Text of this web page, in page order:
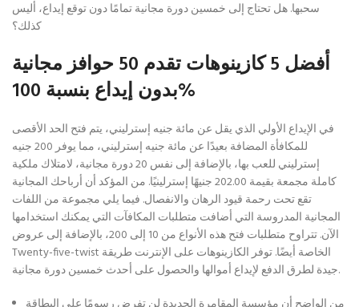
سحبها. هل تحتاج إلى خمسين دورة مجانية تمامًا دون توقع إيداع، أليس
كذلك؟
أفضل 5 كازينوهات تقدم 50 حوافز مجانية
بدون إيداع بنسبة 100%
في الإيداع الأولي الذي يقل عن مائة جنيه إسترليني، يتم فتح الحد الأقصى
للمكافأة المضافة بعيدًا عن مائة جنيه إسترليني، مما يوفر 200 جنيه
إسترليني للعب بها، بالإضافة إلى نفس 20 دورة مجانية، لامتلاك ملكية
كاملة مجمعة بقيمة 202.00 جنيهًا إسترلينيًا. من المؤكد أن أرباحك المجانية
تقع تحت رحمة قيود الرهان والانفصال. فيما يلي مجموعة من اللفات
المجانية المدروسة التي أضافت متطلبات المكافآت التي يمكنك استخدامها
الآن. تتراوح متطلبات فتح هذه الأنواع من 10 إلى 200، بالإضافة إلى عروض
Twenty-five-twist الخاصة أيضًا. توفر الكازينوهات على الإنترنت طريقة
جيدة لطرق الدفع لإيداع أموالها والحصول على أحدث خمسين دورة مجانية.